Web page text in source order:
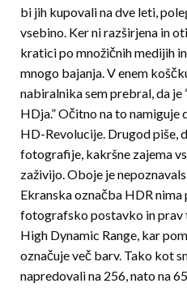
bi jih kupovali na dve leti,
vsebino. Ker ni razširjena in
kratici po množičnih medijih
mnogo bajanja. V enem
nabiralnika sem prebral, da
HDja.” Očitno na to namiguje
HD-Revolucije. Drugod piše,
fotografije, kakršne zajema
zaživijo. Oboje je
Ekranska označba HDR
fotografsko postavko in prav
High Dynamic Range, kar
označuje več barv. Tako kot
napredovali na 256, nato na